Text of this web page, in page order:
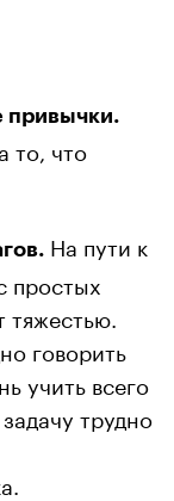
привычки.
то, что
На пути к
простых
тяжестью.
говорить
учить всего
трудно